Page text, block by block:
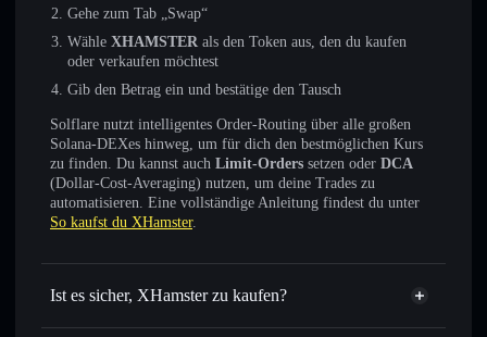
Gehe zum Tab „Swap“
Wähle XHAMSTER als den Token aus, den du kaufen
oder verkaufen möchtest
Gib den Betrag ein und bestätige den Tausch
Solflare nutzt intelligentes Order-Routing über alle großen
Solana-DEXes hinweg, um für dich den bestmöglichen Kurs
zu finden. Du kannst auch Limit-Orders setzen oder DCA
(Dollar-Cost-Averaging) nutzen, um deine Trades zu
automatisieren. Eine vollständige Anleitung findest du unter
So kaufst du XHamster.
Ist es sicher, XHamster zu kaufen?
XHamster nicht verifiziert